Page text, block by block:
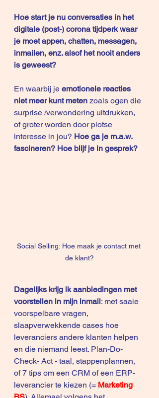
Hoe start je nu conversaties in het
digitale (post-) corona tijdperk waar
je moet appen, chatten, messagen,
inmailen, enz. alsof het nooit anders
is geweest?
En waarbij je emotionele reacties
niet meer kunt meten zoals ogen die
surprise /verwondering uitdrukken,
of groter worden door plotse
interesse in jou? Hoe ga je m.a.w.
fascineren? Hoe blijf je in gesprek?
Social Selling: Hoe maak je contact met
de klant?
Dagelijks krijg ik aanbiedingen met
voorstellen in mijn inmail: met saaie
voorspelbare vragen,
slaapverwekkende cases hoe
leveranciers andere klanten helpen
en die niemand leest. Plan-Do-
Check- Act - taal, stappenplannen,
of 7 tips om een CRM of een ERP-
leverancier te kiezen (= Marketing